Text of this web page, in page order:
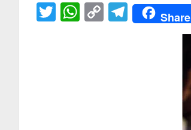
T
W C
T
el
Share